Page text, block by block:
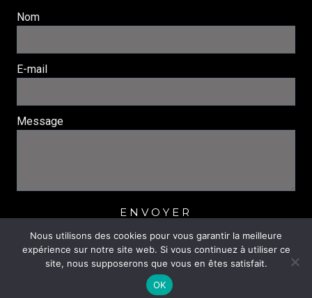
Nom
E-mail
Message
ENVOYER
© 2022 Jazz and Blues Léognan. tous droits réservés. |
Réalisation Nouveausoft.com|Mentions légales
Politique de confidentialité
Nous utilisons des cookies pour vous garantir la meilleure
expérience sur notre site web. Si vous continuez à utiliser ce
site, nous supposerons que vous en êtes satisfait.
OK